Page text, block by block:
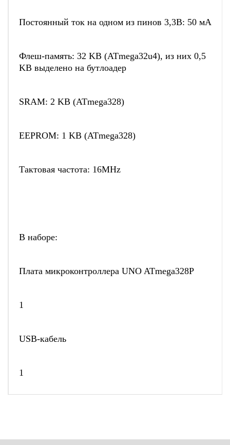
Постоянный ток на одном из пинов 3,3В: 50 мА
Флеш-память: 32 KB (ATmega32u4), из них 0,5
KB выделено на бутлоадер
SRAM: 2 KB (ATmega328)
EEPROM: 1 KB (ATmega328)
Тактовая частота: 16MHz
В наборе:
Плата микроконтроллера UNO ATmega328P
1
USB-кабель
1